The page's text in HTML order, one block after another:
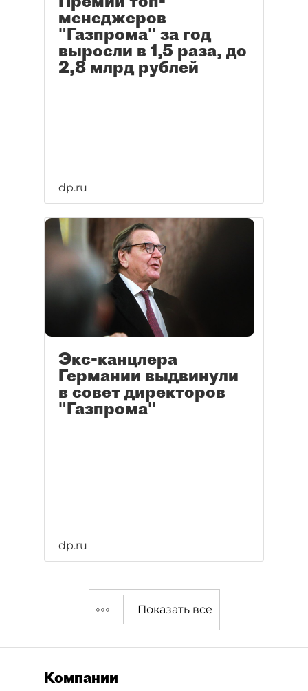
менеджеров
"Газпрома" за год
выросли в 1,5 раза, до
2,8 млрд рублей
dp.ru
Экс-канцлера
Германии выдвинули
в совет директоров
"Газпрома"
dp.ru
Показать все
Компании